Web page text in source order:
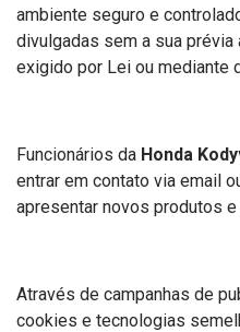
ambiente seguro e
divulgadas sem a sua
exigido por Lei ou mediante
Funcionários da Honda
entrar em contato via email
apresentar novos produtos
Através de campanhas de
cookies e tecnologias